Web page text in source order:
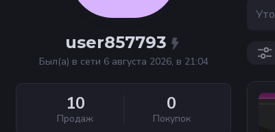
user857793
Был(а) в сети 6 августа 2026, в 21:04
10
Продаж
0
Покупок